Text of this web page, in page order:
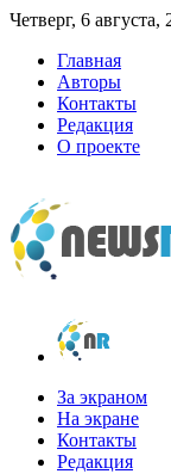
Четверг, 6 августа,
Главная
Авторы
Контакты
Редакция
О проекте
newsroom.su
Новости о новостях
За экраном
На экране
Контакты
Редакция